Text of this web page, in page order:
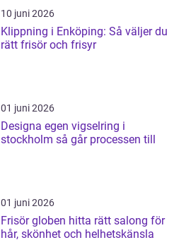
10 juni 2026
Klippning i Enköping: Så väljer du
rätt frisör och frisyr
01 juni 2026
Designa egen vigselring i
stockholm så går processen till
01 juni 2026
Frisör globen hitta rätt salong för
hår, skönhet och helhetskänsla